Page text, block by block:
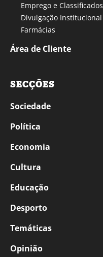
Emprego e Classificados
Divulgação Institucional
Farmácias
Área de Cliente
SECÇÕES
Sociedade
Política
Economia
Cultura
Educação
Desporto
Temáticas
Opinião